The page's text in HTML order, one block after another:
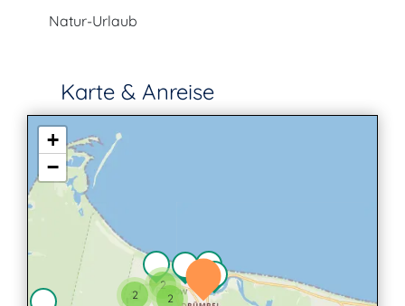
Natur-Urlaub
Karte & Anreise
2
2
2
+
−